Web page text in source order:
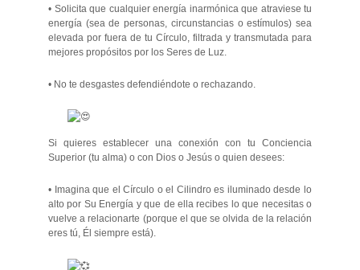
• Solicita que cualquier energía inarmónica que atraviese tu
energía (sea de personas, circunstancias o estímulos) sea
elevada por fuera de tu Círculo, filtrada y transmutada para
mejores propósitos por los Seres de Luz.
• No te desgastes defendiéndote o rechazando.
Si quieres establecer una conexión con tu Conciencia
Superior (tu alma) o con Dios o Jesús o quien desees:
• Imagina que el Círculo o el Cilindro es iluminado desde lo
alto por Su Energía y que de ella recibes lo que necesitas o
vuelve a relacionarte (porque el que se olvida de la relación
eres tú, Él siempre está).